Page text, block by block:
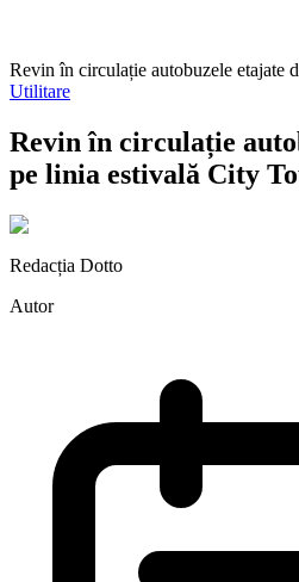
Revin în circulație autobuzele etajate
Utilitare
Revin în circulație
pe linia estivală City
Redacția Dotto
Autor